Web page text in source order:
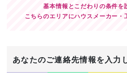
基本情報とこだわりの条件を
こちらのエリアにハウスメーカー・
あなたのご連絡先情報を入力